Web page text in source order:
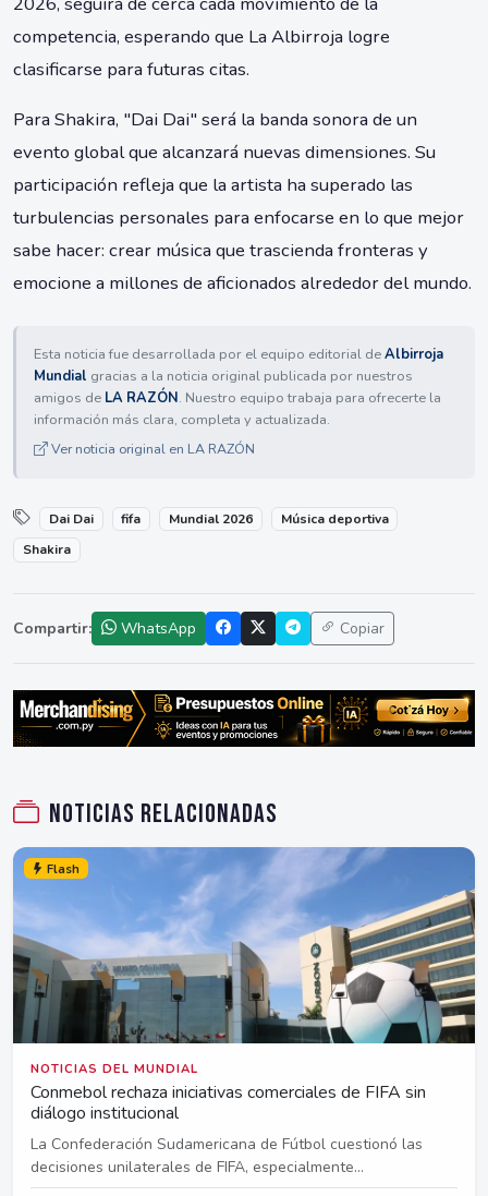
competencia, esperando que La Albirroja logre
clasificarse para futuras citas.
Para Shakira, "Dai Dai" será la banda sonora de un
evento global que alcanzará nuevas dimensiones. Su
participación refleja que la artista ha superado las
turbulencias personales para enfocarse en lo que mejor
sabe hacer: crear música que trascienda fronteras y
emocione a millones de aficionados alrededor del mundo.
Esta noticia fue desarrollada por el equipo editorial deAlbirroja
Mundial gracias a la noticia original publicada por nuestros
amigos de LA RAZÓN. Nuestro equipo trabaja para ofrecerte la
información más clara, completa y actualizada.
Ver noticia original en LA RAZÓN
Dai Dai fifa Mundial 2026
Música deportiva
Shakira
Compartir: WhatsApp Copiar
Noticias relacionadas
Flash
NOTICIAS DEL MUNDIAL
Conmebol rechaza iniciativas comerciales de FIFA sin
diálogo institucional
La Confederación Sudamericana de Fútbol cuestionó las
decisiones unilaterales de FIFA, especialmente...